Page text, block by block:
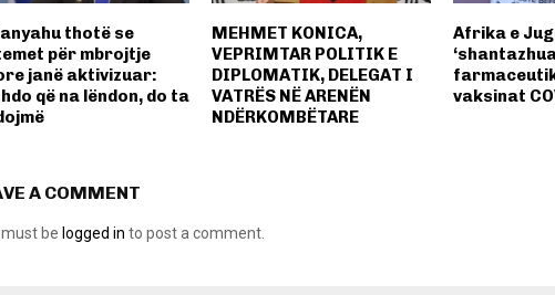
thotë se
për mbrojtje
janë aktivizuar:
që na lëndon, do ta
MEHMET KONICA,
VEPRIMTAR POLITIK E
DIPLOMATIK, DELEGAT I
VATRËS NË ARENËN
NDËRKOMBËTARE
Afrika e
vaksinat
A COMMENT
be logged in to post a comment.